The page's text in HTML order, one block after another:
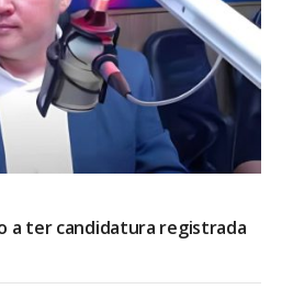
a ter candidatura registrada